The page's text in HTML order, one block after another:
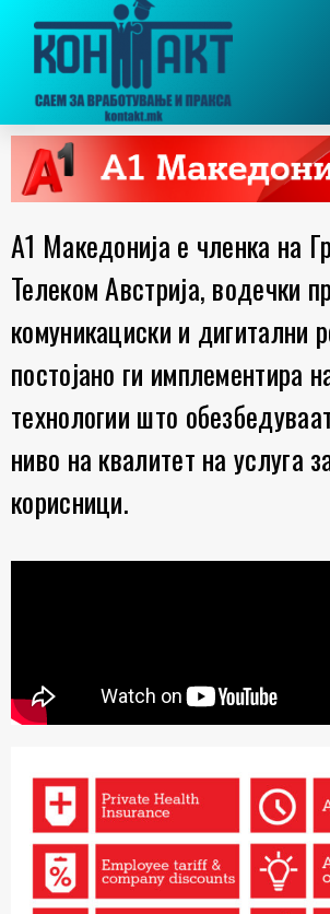
А1 Македонија е членка на
Телеком Австрија, водечки
комуникациски и дигитални
постојано ги имплементира
технологии што
ниво на квалитет на услуга
корисници.